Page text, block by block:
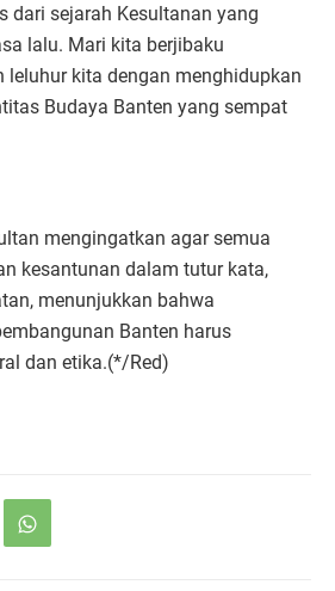
dari sejarah Kesultanan yang
lalu. Mari kita berjibaku
leluhur kita dengan menghidupkan
Budaya Banten yang sempat
mengingatkan agar semua
kesantunan dalam tutur kata,
menunjukkan bahwa
Banten harus
dan etika.(*/Red)